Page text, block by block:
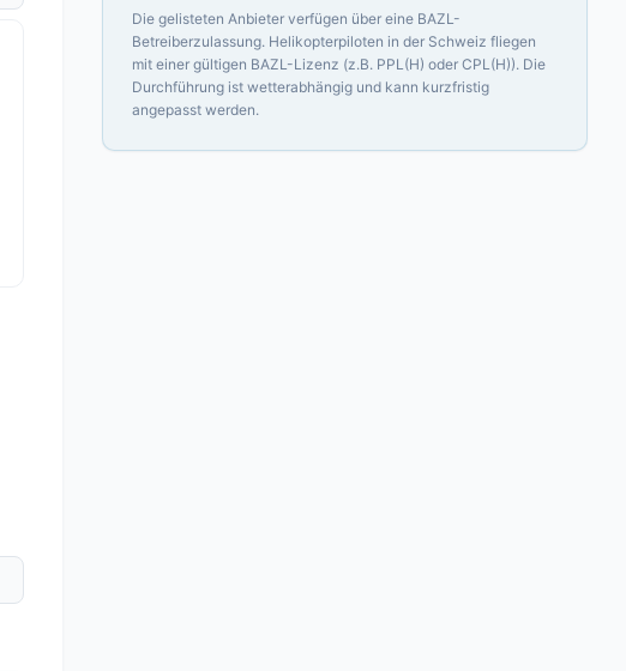
Die gelisteten Anbieter verfügen über eine BAZL-
Betreiberzulassung. Helikopterpiloten in der Schweiz fliegen
mit einer gültigen BAZL-Lizenz (z.B. PPL(H) oder CPL(H)). Die
Durchführung ist wetterabhängig und kann kurzfristig
angepasst werden.